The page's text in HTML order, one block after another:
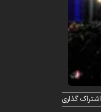
اشتراک گذاری